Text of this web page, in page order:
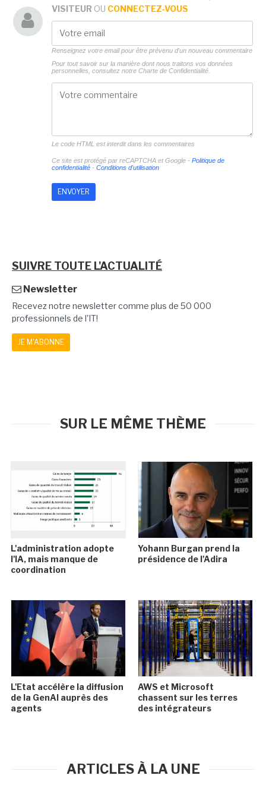
VISITEUR OU CONNECTEZ-VOUS
Renseignez votre email pour être prévenu d'un nouveau commentaire
Pour tout savoir sur la manière dont nous traitons vos données
personnelles, consultez notre Charte de Confidentialité.
Le code HTML est interdit dans les commentaires
Ce site est protégé par reCAPTCHA et Google - Politique de
confidentialité- Conditions d'utilisation
SUIVRE TOUTE L'ACTUALITÉ
Newsletter
Recevez notre newsletter comme plus de 50 000
professionnels de l'IT!
JE M'ABONNE
SUR LE MÊME THÈME
L'administration adopte
l'IA, mais manque de
coordination
Yohann Burgan prend la
présidence de l'Adira
L'Etat accélère la diffusion
de la GenAI auprès des
agents
AWS et Microsoft
chassent sur les terres
des intégrateurs
ARTICLES À LA UNE